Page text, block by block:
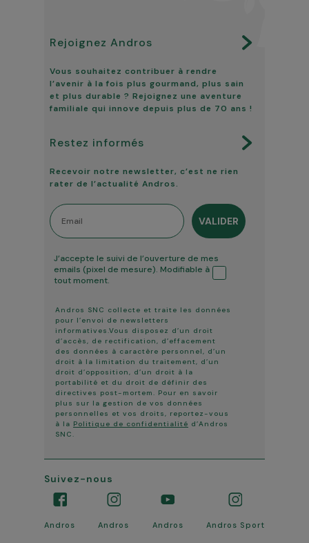
Rejoignez Andros
Vous souhaitez contribuer à rendre
l’avenir à la fois plus gourmand, plus sain
et plus durable ? Rejoignez une aventure
familiale qui innove depuis plus de 70 ans !
Restez informés
Recevoir notre newsletter, c’est ne rien
rater de l’actualité Andros.
Email
VALIDER
Tracking ouverture
J’accepte le suivi de l’ouverture de mes
emails (pixel de mesure). Modifiable à
tout moment.
Andros SNC collecte et traite les données
pour l’envoi de newsletters
informatives.Vous disposez d’un droit
d’accès, de rectification, d’effacement
des données à caractère personnel, d’un
droit à la limitation du traitement, d’un
droit d’opposition, d’un droit à la
portabilité et du droit de définir des
directives post-mortem. Pour en savoir
plus sur la gestion de vos données
personnelles et vos droits, reportez-vous
à la Politique de confidentialité d’Andros
SNC.
Suivez-nous
Andros Andros Andros Andros Sport